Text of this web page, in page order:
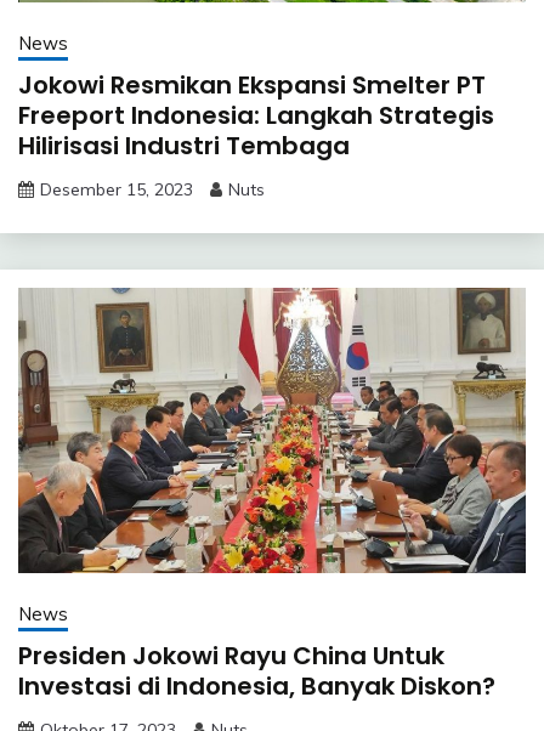
News
Jokowi Resmikan Ekspansi Smelter PT
Freeport Indonesia: Langkah Strategis
Hilirisasi Industri Tembaga
Desember 15, 2023 Nuts
News
Presiden Jokowi Rayu China Untuk
Investasi di Indonesia, Banyak Diskon?